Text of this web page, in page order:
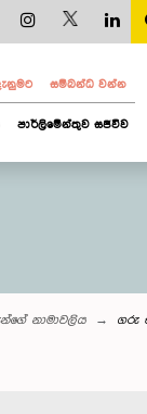
සම්බන්ධ වන්න
පාර්ලිමේන්තුව සජීවීව
නාමාවලිය ගරු